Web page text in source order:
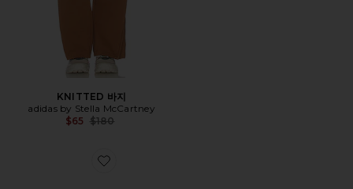
KNITTED 바지
adidas by Stella McCartney
$65 Previous price:
$180
Favorite ASMC 스니커즈